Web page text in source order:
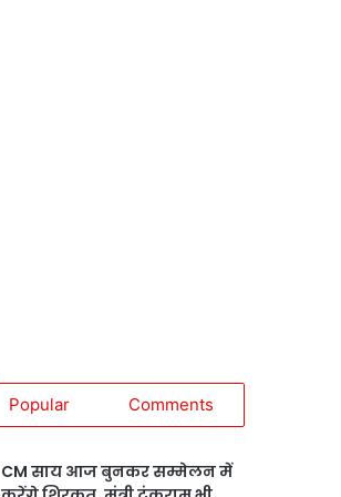
Popular Comments
CM साय आज बुनकर सम्मेलन में